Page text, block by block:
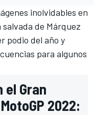
inolvidables en
de Márquez
podio del año y
para algunos
el Gran
2022: